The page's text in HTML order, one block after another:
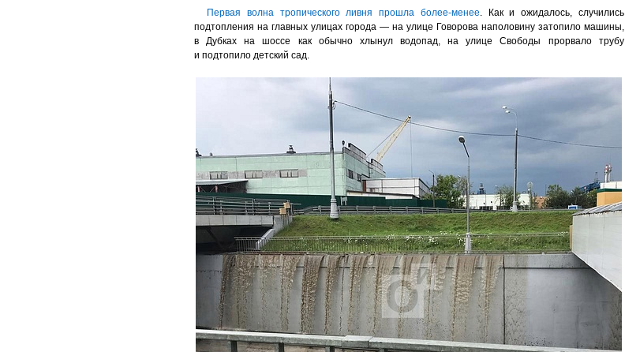
Первая волна тропического ливня прошла более-менее. Как и ожидалось, случились
подтопления на главных улицах города — на улице Говорова наполовину затопило машины,
в Дубках на шоссе как обычно хлынул водопад, на улице Свободы прорвало трубу
и подтопило детский сад.